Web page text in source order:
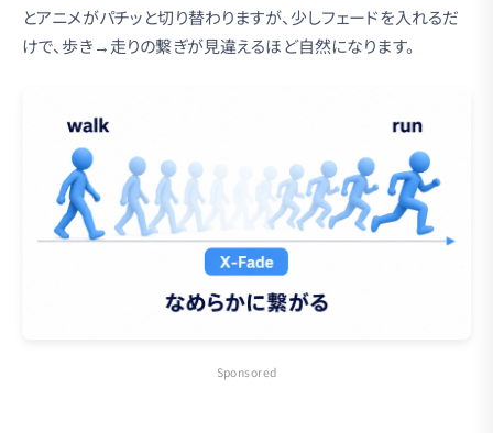
とアニメがパチッと切り替わりますが、少しフェードを入れるだ
けで、歩き→走りの繋ぎが見違えるほど自然になります。
Sponsored